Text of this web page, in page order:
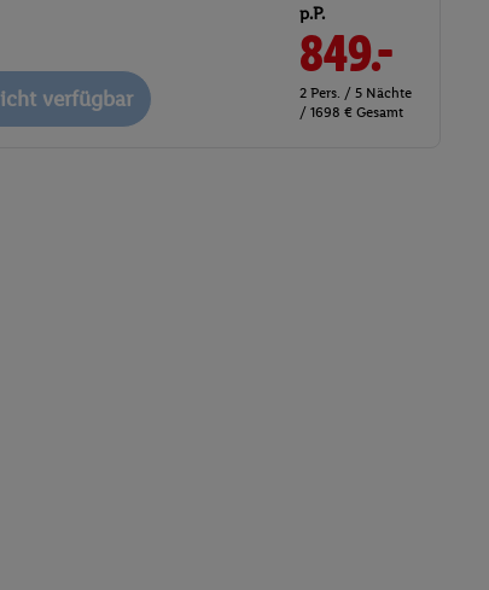
verfügbar
p.P.
849.-
2 Pers. / 5 Nächte
/ 1698 € Gesamt